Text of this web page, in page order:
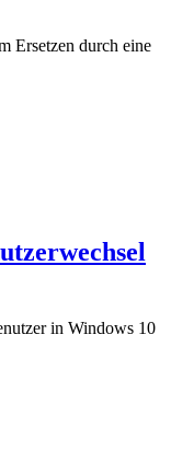
Ersetzen durch eine
in Windows 10